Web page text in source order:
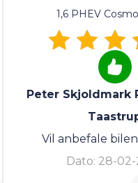
1,6 PHEV
Peter Skjoldmark
Vil anbefale
Dato: 28-02-